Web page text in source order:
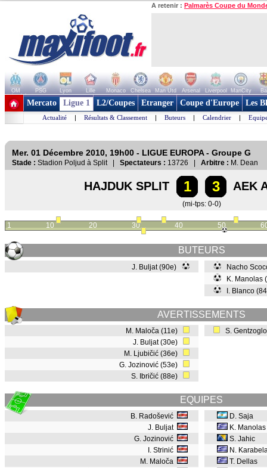
A retenir : Palmarès Coupe du
OM PSG Lyon Lille Monaco Chelsea Man Utd Arsenal Liverpool ManCity
+ de clubs
Mercato Ligue 1 L2/Coupes Etranger Coupe d'Europe Les
Actualité | Résultats & Classement | Buteurs | Calendrier |
Mer. 01 Décembre 2010, 19h00 - LIGUE EUROPA - Groupe G
Stade : Stadion Poljud à Split | Spectateurs : 13726 | Arbitre : M. Dean
HAJDUK SPLIT 1 3 AEK
(mi-tps: 0-0)
1 10 20 30 40 50
BUTEURS
J. Buljat (90e)
Nacho
K. Manolas
I. Blanco
AVERTISSEMENTS
M. Maloča (11e)
J. Buljat (30e)
M. Ljubičić (36e)
G. Jozinović (53e)
S. Ibričić (88e)
S.
EQUIPES
B. Radošević
J. Buljat
G. Jozinović
I. Strinić
M. Maloča
D. Saja
K. Manolas
S. Jahic
N.
T. Dellas